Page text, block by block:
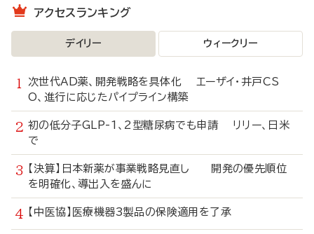
アクセスランキング
デイリー ウィークリー
次世代AD薬、開発戦略を具体化 エーザイ・井戸CS
O、進行に応じたパイプライン構築
初の低分子GLP-1、2型糖尿病でも申請 リリー、日米
で
【決算】日本新薬が事業戦略見直し 開発の優先順位
を明確化、導出入を盛んに
【中医協】医療機器3製品の保険適用を了承